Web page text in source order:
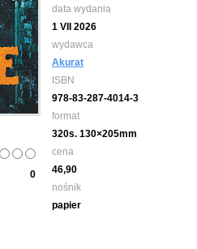
0
data wydania
1 VII 2026
wydawca
Akurat
ISBN
978-83-287-4014-3
format
320s. 130×205mm
cena
46,90
nośnik
papier